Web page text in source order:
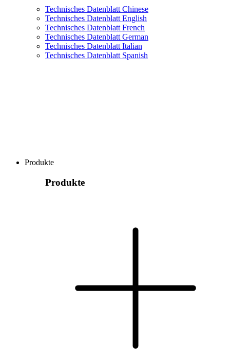
Technisches Datenblatt Chinese
Technisches Datenblatt English
Technisches Datenblatt French
Technisches Datenblatt German
Technisches Datenblatt Italian
Technisches Datenblatt Spanish
Produkte
Produkte